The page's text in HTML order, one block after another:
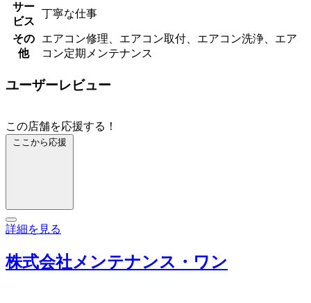
サー
ビス
丁寧な仕事
その
他
エアコン修理、エアコン取付、エアコン洗浄、エア
コン定期メンテナンス
ユーザーレビュー
この店舗を応援する！
ここから応援
詳細を見る
株式会社メンテナンス・ワン